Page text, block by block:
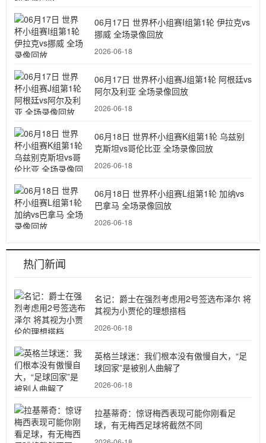
06月17日 世界杯小组赛I组第1轮 伊拉克vs
挪威 全场录像回放
2026-06-18
06月17日 世界杯小组赛J组第1轮 阿根廷vs
阿尔及利亚 全场录像回放
2026-06-18
06月18日 世界杯小组赛K组第1轮 乌兹别
克斯坦vs哥伦比亚 全场录像回放
2026-06-18
06月18日 世界杯小组赛L组第1轮 加纳vs
巴拿马 全场录像回放
2026-06-18
热门新闻
名记：爵士在强烈考虑用2号签选布泽尔 将
其视为小贾伦的理想搭档
2026-06-18
英格兰球迷：我们根本没有傲慢自大，“足
球回家”是被别人曲解了
2026-06-18
拉基蒂奇：惊讶梅西表现可能你刚看足
球，有无梅西足球将截然不同